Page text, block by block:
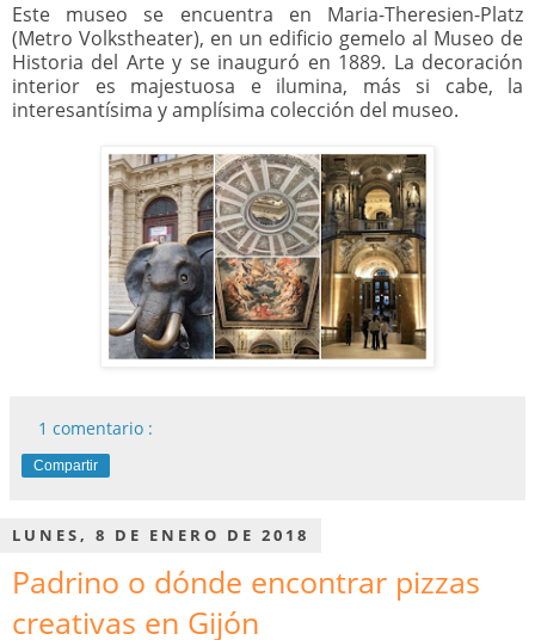
Este museo se encuentra en Maria-Theresien-Platz
(Metro Volkstheater), en un edificio gemelo al Museo de
Historia del Arte y se inauguró en 1889. La decoración
interior es majestuosa e ilumina, más si cabe, la
interesantísima y amplísima colección del museo.
1 comentario :
Compartir
LUNES, 8 DE ENERO DE 2018
Padrino o dónde encontrar pizzas
creativas en Gijón